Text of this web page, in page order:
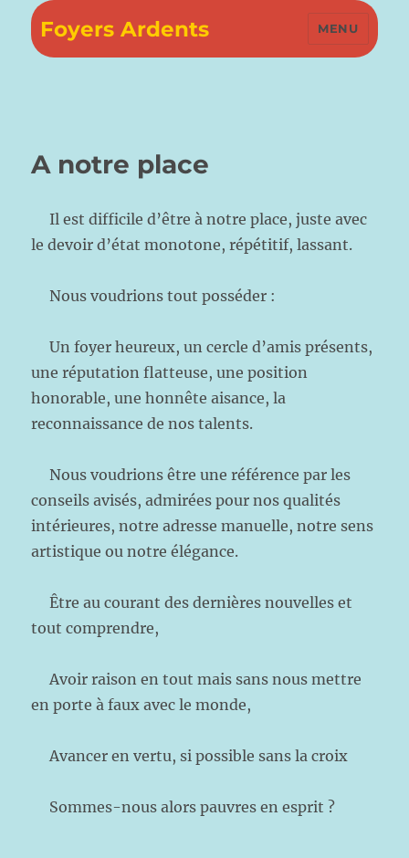
Foyers Ardents MENU
A notre place
Il est difficile d’être à notre place, juste avec
le devoir d’état monotone, répétitif, lassant.
Nous voudrions tout posséder :
Un foyer heureux, un cercle d’amis présents,
une réputation flatteuse, une position
honorable, une honnête aisance, la
reconnaissance de nos talents.
Nous voudrions être une référence par les
conseils avisés, admirées pour nos qualités
intérieures, notre adresse manuelle, notre sens
artistique ou notre élégance.
Être au courant des dernières nouvelles et
tout comprendre,
Avoir raison en tout mais sans nous mettre
en porte à faux avec le monde,
Avancer en vertu, si possible sans la croix
Sommes-nous alors pauvres en esprit ?